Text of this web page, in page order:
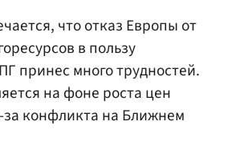
что отказ Европы от
в пользу
принес много трудностей.
на фоне роста цен
за конфликта на Ближнем